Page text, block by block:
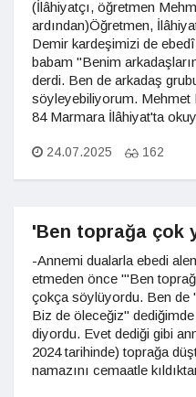
(İlâhiyatçı, öğretmen
ardından)Öğretmen,
Demir kardeşimizi de
babam "Benim
derdi. Ben de arkadaş
söyleyebiliyorum. Mehmet
84 Marmara İlâhiyat'ta
24.07.2025 162
'Ben toprağa çok
-Annemi dualarla ebedi
etmeden önce "'Ben
çokça söylüyordu. Ben de
Biz de öleceğiz"
diyordu. Evet dediği gibi
2024 tarihinde) toprağa
namazını cemaatle